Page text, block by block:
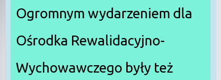
Ogromnym wydarzeniem dla
Ośrodka Rewalidacyjno-
Wychowawczego były też